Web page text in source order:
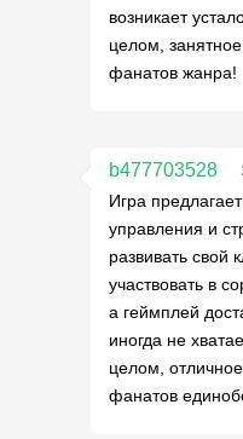
возникает
целом,
фанатов жанра!
b477703528
Игра
управления и
развивать свой
участвовать в
а геймплей
иногда не
целом,
фанатов